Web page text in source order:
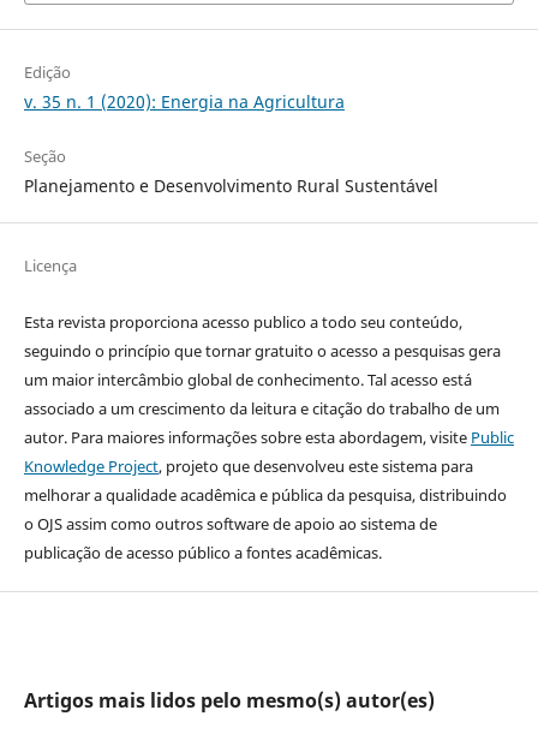
Edição
v. 35 n. 1 (2020): Energia na Agricultura
Seção
Planejamento e Desenvolvimento Rural Sustentável
Licença
Esta revista proporciona acesso publico a todo seu conteúdo,
seguindo o princípio que tornar gratuito o acesso a pesquisas gera
um maior intercâmbio global de conhecimento. Tal acesso está
associado a um crescimento da leitura e citação do trabalho de um
autor. Para maiores informações sobre esta abordagem, visite Public
Knowledge Project, projeto que desenvolveu este sistema para
melhorar a qualidade acadêmica e pública da pesquisa, distribuindo
o OJS assim como outros software de apoio ao sistema de
publicação de acesso público a fontes acadêmicas.
Artigos mais lidos pelo mesmo(s) autor(es)